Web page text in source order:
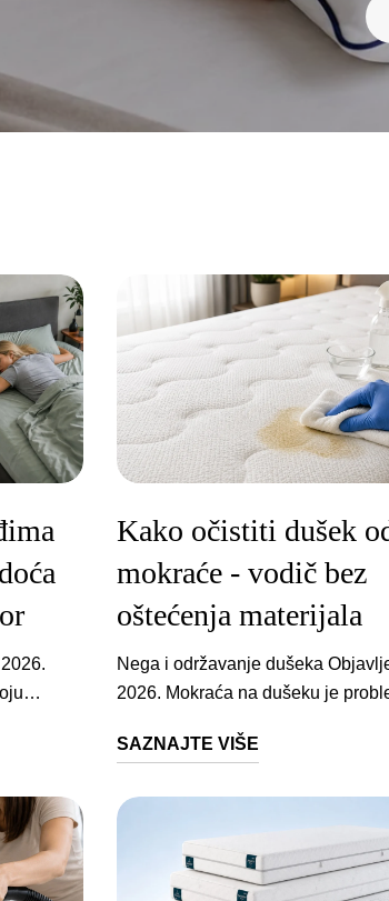
duboka ulegnuća, potreban je novi model. Više o izboru možete pročitati u vodiču za izbor naddušeka po tvrdoći i materijalu, a celu ponudu pogledajte u kolekciji naddušeka. Ako Vas zanima i razlika između pene i opruga za bol u leđima, pogledajte tekst memorijska pena ili žičano jezgro. Šta ako pogrešite? View this post on Instagram A post shared by Weltner® (@weltner.rs) Pravu tvrdoću teško je proceniti u prodavnici za nekoliko minuta. Telo se navikava na novu podlogu, posebno ako prelazite sa veoma tvrdog dušeka na mekšu penu ili obrnuto. Prvih nekoliko noći zato nije merodavno, i vredi dati telu bar nedelju dana pre nego što donesete sud. Svi naši dušeci dolaze sa 30 noći probnog perioda, pa udobnost proveravate u sopstvenom krevetu, u svom uobičajenom položaju. Ako Vam strana na kojoj spavate ne odgovara, prvo probajte da okrenete dušek, jer dvostrani dizajn često rešava dilemu bez ikakve zamene. Ako ni posle toga osećaj nije pravi, dušek vraćate, a uz svaki model ide i 20 godina garancije. FAQ Česta pitanja Da li je tvrđi dušek uvek bolji za leđa? Ne. Rasprostranjeno je uverenje da tvrđa podloga znači bolju potporu, ali istraživanja pokazuju da srednje tvrda podloga najbolje spaja rasterećenje pritiska i pravilno poravnanje kičme. Pretvrda podloga ne popušta na ramenu i kuku, pa
Kako očistiti dušek
mokraće - vodič bez
oštećenja materijala
Nega i održavanje dušeka Objavljeno: jul 2026. Mokraća na dušeku je problem koji treba rešiti odmah. Što pre počnete sa čišćenjem, veće su šanse da uklonite i fleku i neprijatan miris. Ako se urin zadrži u materijalu, može prodreti u dublje slojeve dušeka, pa kasnije čišćenje postaje teže. Važno je da se iz dušeka izvuče vlaga, neutrališe miris i spreči razvoj buđi. Zato je važno da dušek ne natapate vodom i da ga ne pokrivate posteljinom dok nije potpuno suv. Ako želite da očistite dušek od mokraće bez oštećenja materijala, najvažnije je da radite pažljivo, sa malom količinom tečnosti i dovoljno vremena za sušenje. korak po korak Kako očistiti svežu mokraću sa dušeka? Sveža mokraća se najlakše uklanja ako reagujete odmah. Postupak treba da bude temeljan, ali bez grubog ribanja i natapanja. Cilj je da izvučete tečnost, razgradite miris i ostavite dušek da se potpuno osuši. 1 Upijte višak tečnostiUzmite suvu krpu, peškir ili papirne ubruse i tapkajte mokro mesto. Radite to više puta, uz zamenu ubrusa ili krpe kada se nakvase. Ne pritiskajte previše jako i ne trljajte kružnim pokretima. Što više tečnosti izvučete na početku, manja je šansa da miris ostane u dušeku. 2 Nanesite rastvor sirćeta i vodePomešajte belo sirće i vodu u odnosu 1:1. Rastvor sipajte u raspršivač i blago poprskajte mrlju, tako da površina bude vlažna, ali nikako natopljena. Kiselost sirćeta pomaže kod sveže mokraće jer usporava procese koji dovode do jačeg mirisa urina. Ostavite rastvor da deluje 5 do 10 minuta, dovoljno kratko da dušek ne upije previše vlage, a dovoljno dugo da rastvor deluje na površinski sloj. Nakon toga obavezno tapkajte suvom krpom kako biste izvukli višak tečnosti. 3 Ponovo upijte vlaguNakon delovanja rastvora, ponovo uzmite suvu krpu ili papirne ubruse i tapkajte tretirano mesto. Ovaj korak se često preskoči, ali je veoma važan. Ako rastvor ostane u dušeku, vlaga može produžiti sušenje i izazvati novi neprijatan miris, posebno kod dušeka sa debljim slojevima pene ili punjenja. 4 Dodajte sodu bikarbonuKada ste uklonili višak vlage, pospite sodu bikarbonu preko tretiranog mesta. Ako je miris jači ili niste sigurni koliko se urin proširio, sodu možete posuti i po celoj površini dušeka. Za bolji efekat treba da stoji dugo, idealno preko noći. Ovo je jedan od najvažnijih koraka ako želite da smanjite mogućnost da se miris vrati čim legnete na krevet. 5 Usisajte i osušite dušekSledećeg dana dobro usisajte sodu bikarbonu, koristeći čist nastavak za usisivač, i pređite preko tretirane površine više puta. Nakon usisavanja, ostavite dušek u dobro provetrenoj prostoriji nekoliko sati. Ako možete, otvorite prozor i omogućite cirkulaciju vazduha. Posteljinu vratite tek kada ste sigurni da je dušek potpuno suv. Soda bikarbona nije efikasna samo intuitivno. Istraživanje o kontroli mirisa iz organskog otpada pokazalo je da je 50 g sode bikarbone na 1 kg otpada smanjilo koncentraciju neprijatnog mirisa za oko 70% posle sedam dana. Taj podatak se ne odnosi direktno na dušeke i mokraću, ali dobro objašnjava zašto se soda bikarbona često koristi kao završni korak posle upijanja i čišćenja. - Qamaruz-Zaman, Kun, Rosli, Waste Management, 2015, ref DOI priprema Šta Vam je potrebno za čišćenje? Za kućno čišćenje nisu Vam potrebna agresivna sredstva. U većini slučajeva dovoljno je nekoliko osnovnih stvari koje već imate u kući. Važno je da sredstva koristite umereno i da uvek vodite računa o materijalu dušeka. Za osnovno čišćenje pripremite: sodu bikarbonu, za upijanje vlage i neutralisanje mirisa belo sirće i vodu, najčešće u odnosu 1:1 čiste krpe, papirne ubruse ili toalet papir raspršivač, kako ne biste previše nakvasili dušek usisivač, za uklanjanje sode bikarbone blagi ili praškasti deterdžent za veš, kao zamenu za rastvor sirćeta i vode Kod česte pojave dečije mokraće, starih fleka ili ponavljanih nezgoda, korisno je enzimsko sredstvo. Enzimski deterdženti su efikasniji kod organskih ostataka jer ih razgrađuju, umesto da samo prikriju miris. Vodonik-peroksid može pomoći kod starih fleka, ali se ne koristi na svakom materijalu. Poručite ovde Ako se nezgode često ponavljaju, posebno kod dece, važno je razmišljati i o zaštiti samog dušeka. Kod dečjih kreveta, Weltner Junior dušek za krevetac treba odmah kombinovati sa kvalitetnom nepromočivom navlakom, jer se navlaka pere mnogo lakše nego što se urin uklanja iz jezgra dušeka. Pre upotrebe bilo kog sredstva obavezno ga testirajte na skrivenom delu dušeka. Ako materijal promeni boju ili strukturu, nemojte ga koristiti. miris Kako ukloniti miris mokraće iz dušeka? Miris mokraće često je veći problem od same fleke. Čak i kada površina izgleda čisto, urin može ostati u dubljem sloju i aktivirati se kada se dušek zagreje ili ponovo navlaži. Soda bikarbona je korisna kao završni korak jer pomaže da se ublaži neprijatan miris iz organskih ostataka. Kod jačeg mirisa ostavite je preko noći, a po potrebi i do 18 sati, zatim je temeljno usisajte i nastavite sa provetravanjem dušeka. Nemojte ga odmah pokrivati čaršavom, jer zatvorena vlaga može zadržati miris. Ako je moguće, postavite dušek uspravno ili ga makar odmaknite od podloge kako bi vazduh cirkulisao i ispod njega. Ne koristite parfimisane sprejeve kao rešenje. Oni samo prikrivaju miris, ali ne uklanjaju mokraću iz materijala, pa kada miris parfema nestane, miris urina se može ponovo vratiti. Kod upornog mirisa koristite enzimsko sredstvo, naročito ako je mokraća već osušena ili ako se nezgoda ponavljala više puta. Enzimska sredstva su posebno korisna kod mokraće ljubimaca, jer miris može ostati dovoljno jak da životinja ponovo mokri na istom mestu. Ako kućno čišćenje ne daje rezultat, profesionalno dubinsko čišćenje je bolje rešenje od ponavljanog natapanja dušeka, jer može dopreti dublje u materijal i izvući ostatke koje kućna sredstva ne mogu uvek da uklone. stare fleke Kako očistiti stare fleke od mokraće? Stare fleke su zahtevnije jer se urin osušio i vezao za vlakna dušeka. U tom slučaju nije dovoljno samo prebrisati površinu. Potrebno je ponovo aktivirati fleku malom količinom rastvora, zatim izvući vlagu i neutralisati miris. Lagano navlažite fleku rastvorom sirćeta i vode. Nemojte sipati rastvor direktno na dušek, već ga nanesite raspršivačem ili vlažnom krpom. Ostavite kratko da deluje, pa tapkajte suvom krpom. Zatim nanesite sodu bikarbonu i ostavite je duže vreme. Kod tvrdokornih fleka mogu se koristiti jača sredstva, ali uz oprez. Vodonik-peroksid može pomoći, ali samo ako materijal dušeka to dozvoljava. Pre nanošenja uvek uradite test na skrivenom delu. Ako primetite izbeljivanje, promenu boje ili oštećenje tkanine, nemojte nastaviti. Za stare fleke najčešće pomažu ova rešenja: enzimsko sredstvo, ako je urin prodro dublje soda bikarbona ostavljena duže vreme pažljivo sušenje uz provetravanje profesionalno dubinsko čišćenje, ako fleka i miris ostanu Ako uz staru fleku primećujete i tragove buđi, problem više nije samo estetski. Buđ znači da se vlaga zadržala u dušeku, pa je važno proceniti da li se dušek može bezbedno očistiti ili ga je bolje zameniti. greške Šta ne smete da radite? Kod čišćenja dušeka najveće greške obično nastaju iz dobre namere. Ljudi često žele da što pre uklone problem, pa koriste previše vode, jaka sredstva ili grubo trljanje, što može oštetiti materijal i pogoršati miris. Ako želite pravilno da očistite dušek od mokraće, izbegavajte sledeće: ne trljajte mrlju, jer se urin može proširiti ne natapajte dušek vodom ne koristite izbeljivač i agresivne hemikalije bez provere materijala ne vraćajte posteljinu dok dušek nije potpuno suv ne koristite parfimisane sprejeve umesto čišćenja ne koristite toplu vodu kao univerzalno rešenje za svaku fleku Topla voda nije uvek dobra opcija. Kod nekih fleka može doprineti tome da se mrlja zadrži u vlaknima, pa je sigurnije raditi sa blagim rastvorima i malom količinom tečnosti. Posebno budite oprezni kod dušeka od memorijske pene, lateksa i višeslojnih dušeka. Takvi materijali mogu zadržati vlagu ako se previše pokvase, pa sušenje traje duže. Pravilo je jednostavno: manje tečnosti, više upijanja i više provetravanja. profesionalci Kada pozvati profesionalce? Kućno čišćenje je dovoljno kod sveže mokraće i manjih fleka. Postoje situacije kada je bolje pozvati profesionalce, jer ponavljanje kućnih metoda može samo dodatno navlažiti dušek. Profesionalno čišćenje ima smisla ako je
SAZNAJTE VIŠE